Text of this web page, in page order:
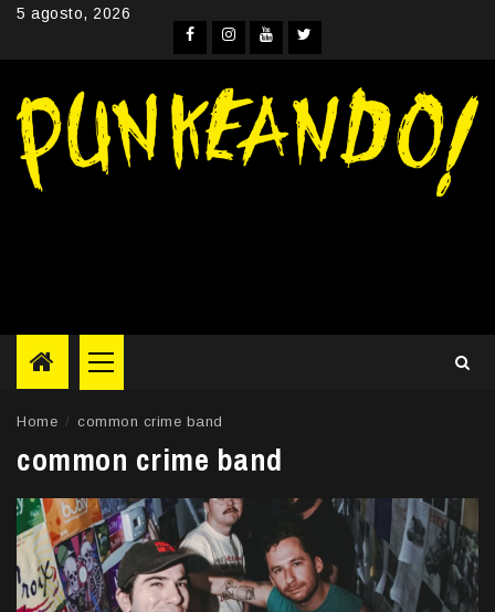
Skip5 agosto, 2026
Facebook
Instagram
YouTube
Twitter
Primary
Menu
Home common crime band
common crime band